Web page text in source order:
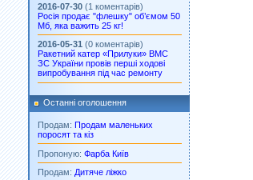
2016-07-30 (1 коментарів)
Росія продає "флешку" об’ємом 50
Мб, яка важить 25 кг!
2016-05-31 (0 коментарів)
Ракетний катер «Прилуки» ВМС
ЗС України провів перші ходові
випробування під час ремонту
Останні оголошення
Продам: Продам маленьких
поросят та кіз
Пропоную: Фарба Київ
Продам: Дитяче ліжко